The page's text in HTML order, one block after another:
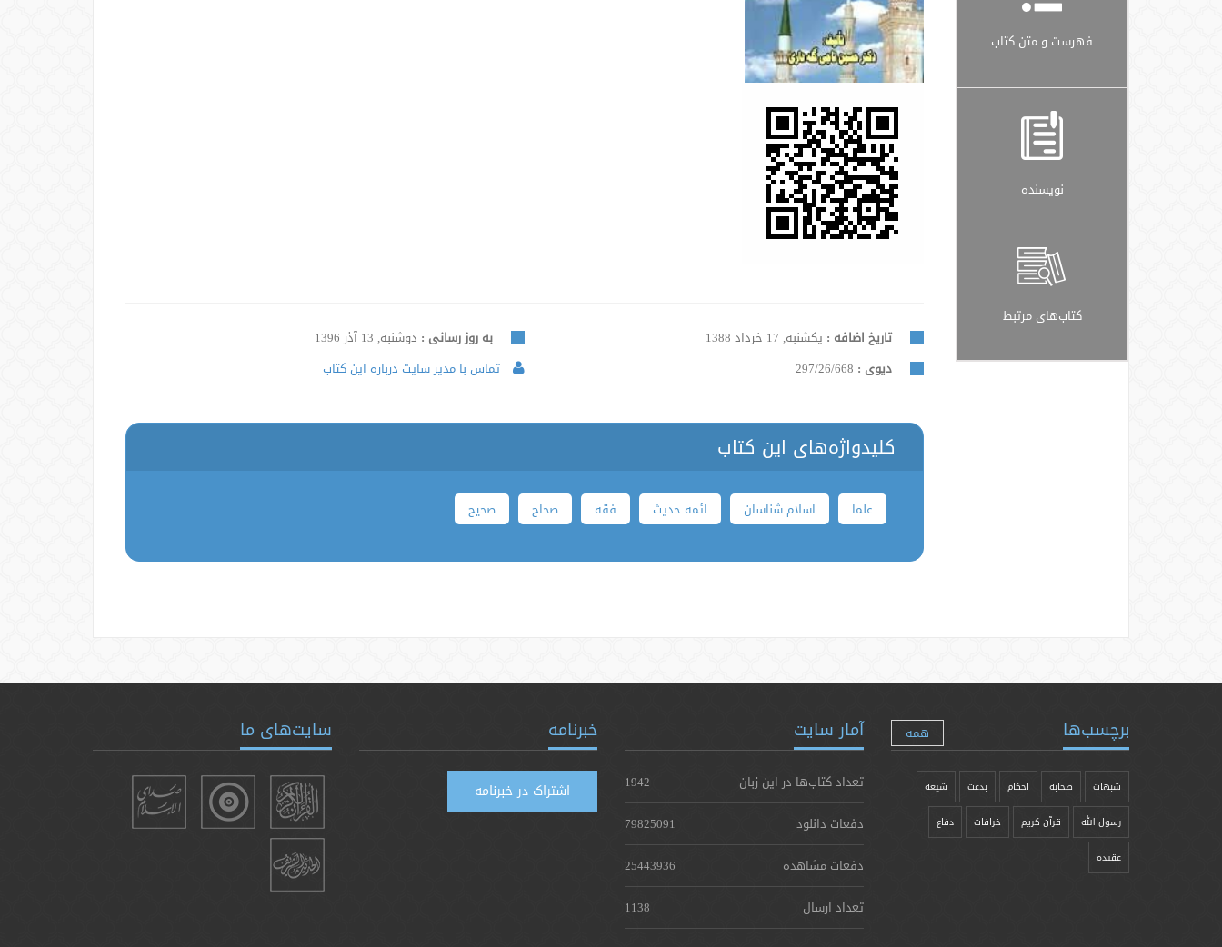
فهرست و متن کتاب
نویسنده
کتاب‌های مرتبط
تاریخ اضافه : یکشنبه, 17 خرداد 1388 به روز رسانی : دوشنبه, 13 آذر 1396
دیوی : 297/26/668 تماس با مدیر سایت درباره این کتاب
کلیدواژه‌های این کتاب
علما اسلام شناسان ائمه حدیث فقه صحاح صحیح
برچسب‌ها همه
شبهات صحابه احکام بدعت شیعه
رسول الله قرآن کریم خرافات دفاع
عقیده
آمار سایت
تعداد کتاب‌ها در این زبان
1942
دفعات دانلود
79825091
دفعات مشاهده
25443936
تعداد ارسال
1138
خبرنامه
اشتراک در خبرنامه
سایت‌های ما